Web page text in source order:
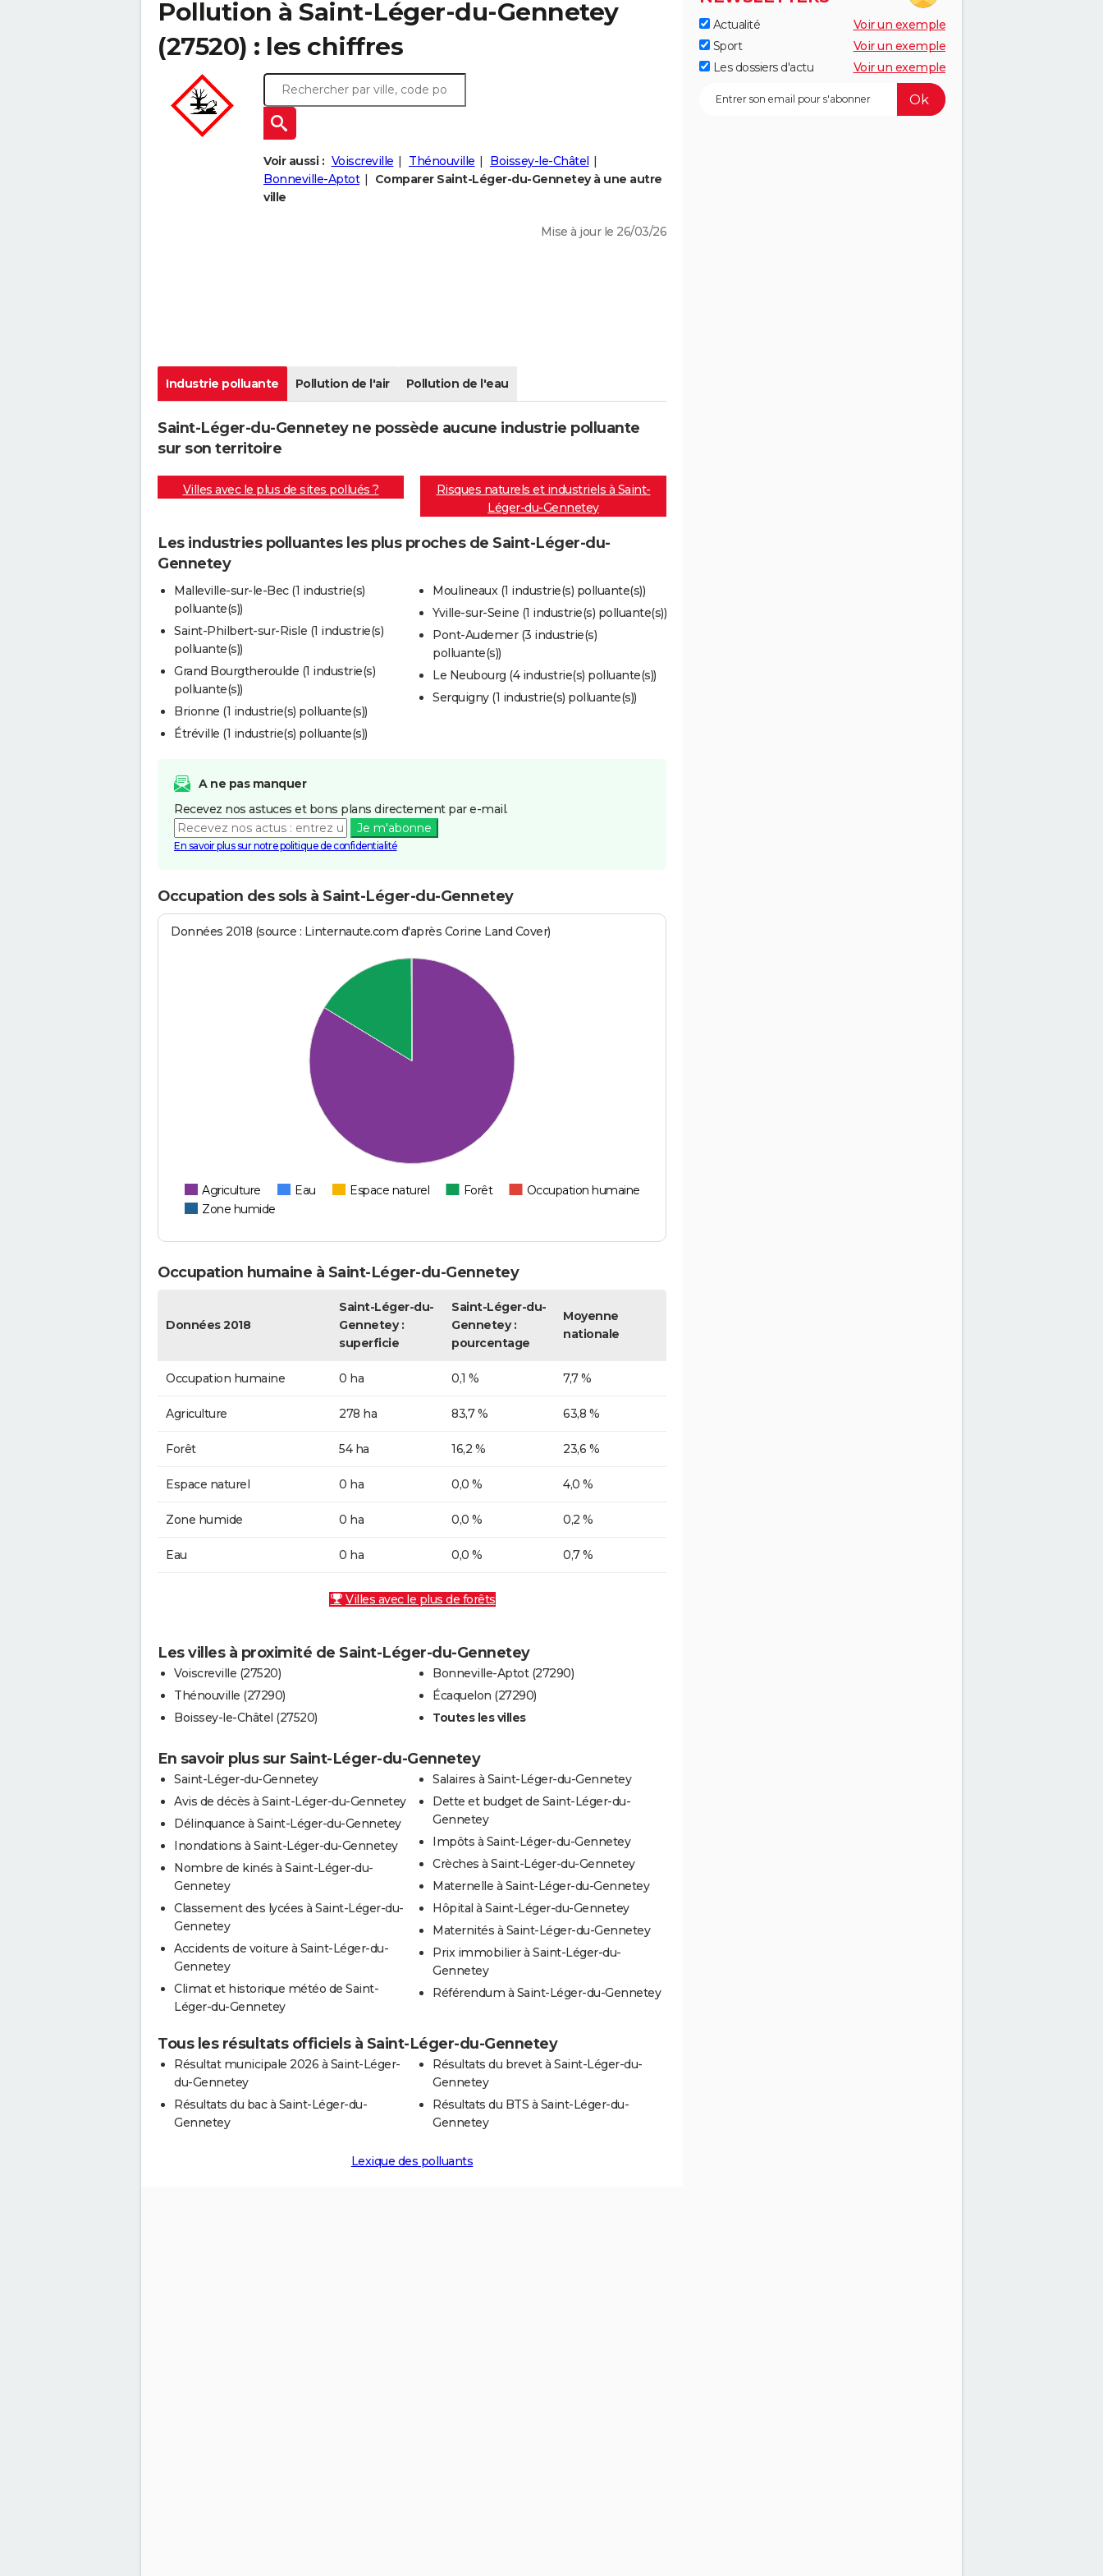
Pollution à Saint-Léger-du-Gennetey
(27520) : les chiffres
Voir aussi : Voiscreville Thénouville
Boissey-le-Châtel
Bonneville-Aptot
Comparer Saint-Léger-du-Gennetey à une autre
ville
Mise à jour le 26/03/26
Industrie polluante Pollution de l'air Pollution de l'eau
Saint-Léger-du-Gennetey ne possède aucune industrie polluante
sur son territoire
Villes avec le plus de sites pollués ?
Risques naturels et industriels à Saint-
Léger-du-Gennetey
Les industries polluantes les plus proches de Saint-Léger-du-
Gennetey
Malleville-sur-le-Bec (1 industrie(s)
polluante(s))
Saint-Philbert-sur-Risle (1 industrie(s)
polluante(s))
Grand Bourgtheroulde (1 industrie(s)
polluante(s))
Brionne (1 industrie(s) polluante(s))
Étréville (1 industrie(s) polluante(s))
Moulineaux (1 industrie(s) polluante(s))
Yville-sur-Seine (1 industrie(s) polluante(s))
Pont-Audemer (3 industrie(s)
polluante(s))
Le Neubourg (4 industrie(s) polluante(s))
Serquigny (1 industrie(s) polluante(s))
A ne pas manquer
Recevez nos astuces et bons plans directement par e-mail.
Je m'abonne
En savoir plus sur notre politique de confidentialité
Occupation des sols à Saint-Léger-du-Gennetey
Données 2018 (source : Linternaute.com d'après Corine Land Cover)
Agriculture Eau Espace naturel Forêt
Occupation humaine
Zone humide
Occupation humaine à Saint-Léger-du-Gennetey
Données 2018
Saint-Léger-du-
Gennetey :
superficie
Saint-Léger-du-
Gennetey :
pourcentage
Moyenne
nationale
Occupation humaine 0 ha 0,1 % 7,7 %
Agriculture 278 ha 83,7 % 63,8 %
Forêt 54 ha 16,2 % 23,6 %
Espace naturel 0 ha 0,0 % 4,0 %
Zone humide 0 ha 0,0 % 0,2 %
Eau 0 ha 0,0 % 0,7 %
Villes avec le plus de forêts
Les villes à proximité de Saint-Léger-du-Gennetey
Voiscreville (27520)
Thénouville (27290)
Boissey-le-Châtel (27520)
Bonneville-Aptot (27290)
Écaquelon (27290)
Toutes les villes
En savoir plus sur Saint-Léger-du-Gennetey
Saint-Léger-du-Gennetey
Avis de décès à Saint-Léger-du-Gennetey
Délinquance à Saint-Léger-du-Gennetey
Inondations à Saint-Léger-du-Gennetey
Nombre de kinés à Saint-Léger-du-
Gennetey
Classement des lycées à Saint-Léger-du-
Gennetey
Accidents de voiture à Saint-Léger-du-
Gennetey
Climat et historique météo de Saint-
Léger-du-Gennetey
Salaires à Saint-Léger-du-Gennetey
Dette et budget de Saint-Léger-du-
Gennetey
Impôts à Saint-Léger-du-Gennetey
Crèches à Saint-Léger-du-Gennetey
Maternelle à Saint-Léger-du-Gennetey
Hôpital à Saint-Léger-du-Gennetey
Maternités à Saint-Léger-du-Gennetey
Prix immobilier à Saint-Léger-du-
Gennetey
Référendum à Saint-Léger-du-Gennetey
Tous les résultats officiels à Saint-Léger-du-Gennetey
Résultat municipale 2026 à Saint-Léger-
du-Gennetey
Résultats du bac à Saint-Léger-du-
Gennetey
Résultats du brevet à Saint-Léger-du-
Gennetey
Résultats du BTS à Saint-Léger-du-
Gennetey
Lexique des polluants
Actualité
Voir un exemple
Sport
Voir un exemple
Les dossiers d'actu
Voir un exemple